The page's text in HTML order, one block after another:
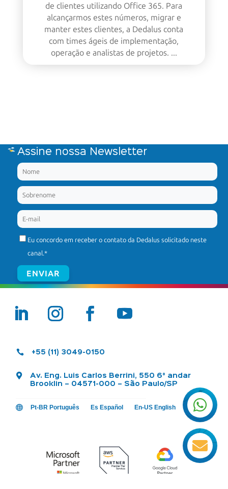
de clientes utilizando Office 365. Para
alcançarmos estes números, migrar e
manter estes clientes, a Dedalus conta
com times ágeis de implementação,
operação e analistas de projetos. ...
Assine nossa Newsletter
Eu concordo em receber o contato da Dedalus solicitado neste
canal.*


 +55 (11) 3049-0150

Av. Eng. Luis Carlos Berrini, 550 6° andar
Brooklin – 04571-000 – São Paulo/SP
 Pt-BR Português Es Español En-US English